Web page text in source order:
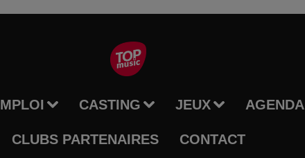
CASTING JEUX AGENDA
CLUBS PARTENAIRES CONTACT